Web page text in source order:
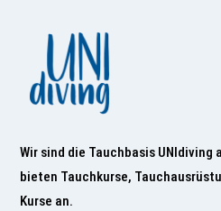
Wir sind die Tauchbasis UNIdiving
bieten Tauchkurse,
Kurse an.